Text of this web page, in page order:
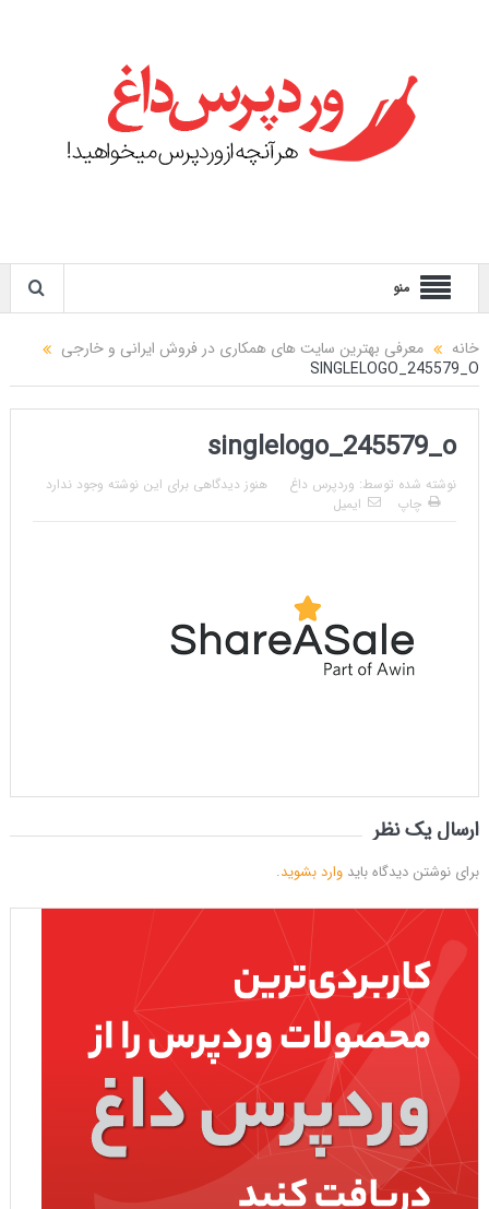
منو
خانه
معرفی بهترین سایت های همکاری در فروش ایرانی و خارجی
SINGLELOGO_245579_O
singlelogo_245579_o
نوشته شده توسط: وردپرس داغ
هنوز دیدگاهی برای این نوشته وجود ندارد
چاپ
ایمیل
ارسال یک نظر
برای نوشتن دیدگاه باید وارد بشوید.